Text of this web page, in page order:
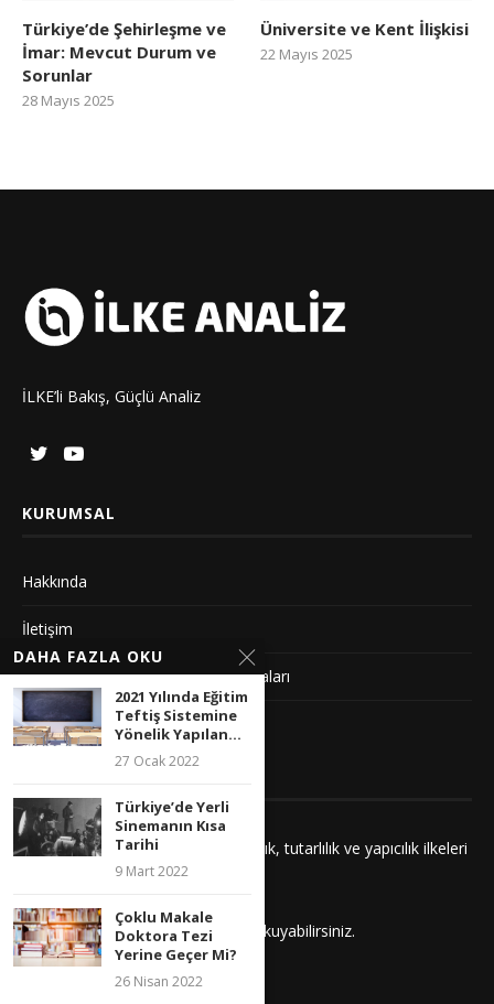
Türkiye’de Şehirleşme ve
İmar: Mevcut Durum ve
Sorunlar
28 Mayıs 2025
Üniversite ve Kent İlişkisi
22 Mayıs 2025
İLKE’li Bakış, Güçlü Analiz
KURUMSAL
Hakkında
İletişim
Gizlilik Sözleşmesi ve Yayın Politikaları
Künye
Yayınlarımız adalet, saygı, kuşatıcılık, tutarlılık ve yapıcılık ilkeleri
çerçevesinde hazırlanır.
İlkelerimiziburadandaha detaylı okuyabilirsiniz.
DAHA FAZLA OKU
2021 Yılında Eğitim
Teftiş Sistemine
Yönelik Yapılan...
27 Ocak 2022
Türkiye’de Yerli
Sinemanın Kısa
Tarihi
9 Mart 2022
Çoklu Makale
Doktora Tezi
Yerine Geçer Mi?
26 Nisan 2022